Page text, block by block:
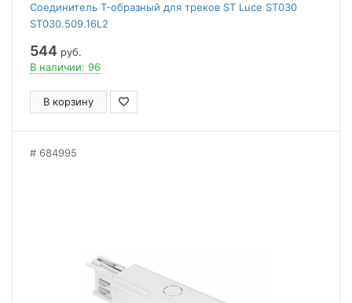
Соединитель T-образный для треков ST Luce ST030
ST030.509.16L2
544 руб.
В наличии: 96
В корзину
684995